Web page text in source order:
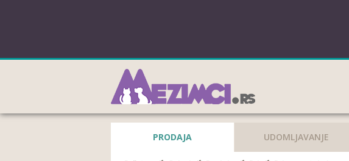
PRODAJA UDOMLJAVANJE